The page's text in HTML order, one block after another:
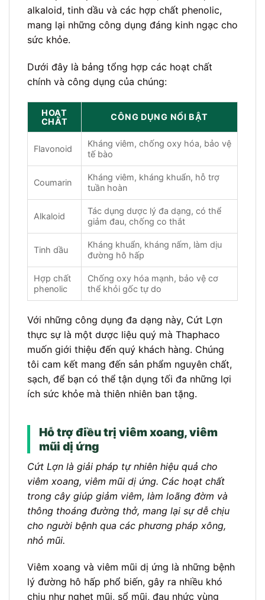
alkaloid, tinh dầu và các hợp chất phenolic,
mang lại những công dụng đáng kinh ngạc cho
sức khỏe.
Dưới đây là bảng tổng hợp các hoạt chất
chính và công dụng của chúng:
HOẠT
CHẤT
CÔNG DỤNG NỔI BẬT
Flavonoid
Kháng viêm, chống oxy hóa, bảo vệ
tế bào
Coumarin
Kháng viêm, kháng khuẩn, hỗ trợ
tuần hoàn
Alkaloid
Tác dụng dược lý đa dạng, có thể
giảm đau, chống co thắt
Tinh dầu
Kháng khuẩn, kháng nấm, làm dịu
đường hô hấp
Hợp chất
phenolic
Chống oxy hóa mạnh, bảo vệ cơ
thể khỏi gốc tự do
Với những công dụng đa dạng này, Cứt Lợn
thực sự là một dược liệu quý mà Thaphaco
muốn giới thiệu đến quý khách hàng. Chúng
tôi cam kết mang đến sản phẩm nguyên chất,
sạch, để bạn có thể tận dụng tối đa những lợi
ích sức khỏe mà thiên nhiên ban tặng.
Hỗ trợ điều trị viêm xoang, viêm
mũi dị ứng
Cứt Lợn là giải pháp tự nhiên hiệu quả cho
viêm xoang, viêm mũi dị ứng. Các hoạt chất
trong cây giúp giảm viêm, làm loãng đờm và
thông thoáng đường thở, mang lại sự dễ chịu
cho người bệnh qua các phương pháp xông,
nhỏ mũi.
Viêm xoang và viêm mũi dị ứng là những bệnh
lý đường hô hấp phổ biến, gây ra nhiều khó
chịu như nghẹt mũi, sổ mũi, đau nhức vùng